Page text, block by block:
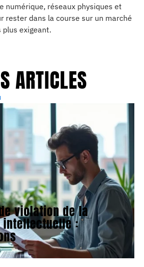
numérique, réseaux physiques et
rester dans la course sur un marché
exigeant.
ARTICLES
violation de la
intellectuelle :